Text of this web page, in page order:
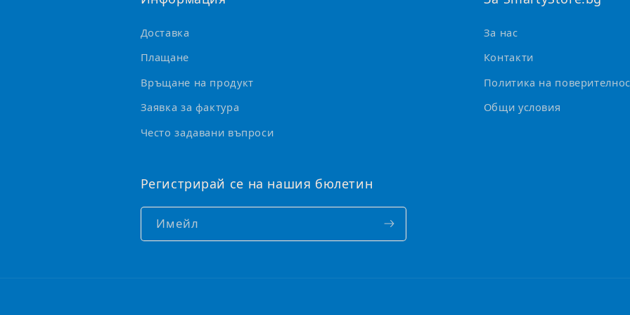
е
д
а
е
с
и
Доставка
Плащане
Връщане на продукт
Заявка за фактура
Често задавани въпроси
За нас
Контакти
Политика на
Общи условия
Регистрирай се на нашия бюлетин
Имейл